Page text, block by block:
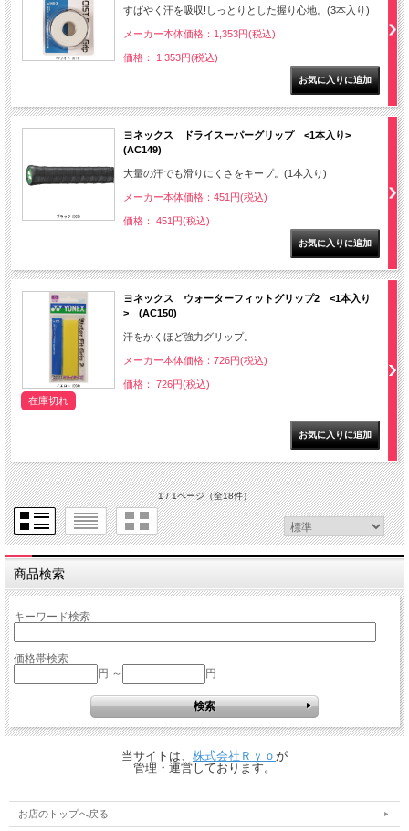
すばやく汗を吸収!しっとりとした握り心地。(3本入り)
メーカー本体価格：1,353円(税込)
価格： 1,353円(税込)
ヨネックス ドライスーパーグリップ <1本入り>
(AC149)
大量の汗でも滑りにくさをキープ。(1本入り)
メーカー本体価格：451円(税込)
価格： 451円(税込)
ヨネックス ウォーターフィットグリップ2 <1本入り
> (AC150)
汗をかくほど強力グリップ。
メーカー本体価格：726円(税込)
価格： 726円(税込)
在庫切れ
1 / 1ページ（全18件）
商品検索
キーワード検索
価格帯検索
円 ～
円
当サイトは、 株式会社Ｒｙｏ が
管理・運営しております。
お店のトップへ戻る